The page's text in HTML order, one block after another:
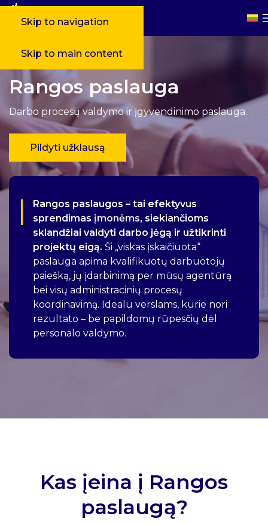
Skip to navigation
Skip to main content
Rangos paslauga
Darbo procesų valdymo ir įgyvendinimo paslauga.
Pildyti užklausą
Rangos paslaugos – tai efektyvus
sprendimas įmonėms, siekiančioms
sklandžiai valdyti darbo jėgą ir užtikrinti
projektų eigą. Ši „viskas įskaičiuota“
paslauga apima kvalifikuotų darbuotojų
paiešką, jų įdarbinimą per mūsų agentūrą
bei visų administracinių procesų
koordinavimą. Idealu verslams, kurie nori
rezultato – be papildomų rūpesčių dėl
personalo valdymo.
Kas įeina į Rangos
paslaugą?